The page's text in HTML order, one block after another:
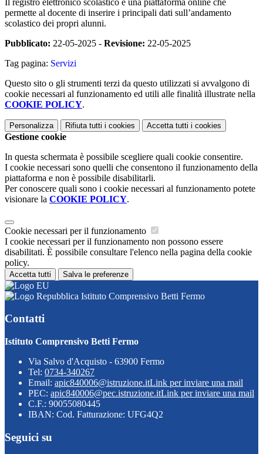
permette al docente di inserire i principali dati sull’andamento
scolastico dei propri alunni.
Pubblicato: 22-05-2025 - Revisione: 22-05-2025
Tag pagina: Servizi
Questo sito o gli strumenti terzi da questo utilizzati si avvalgono di
cookie necessari al funzionamento ed utili alle finalità illustrate nella
COOKIE POLICY.
Personalizza Rifiuta tutti i cookies Accetta tutti i cookies
Gestione cookie
In questa schermata è possibile scegliere quali cookie consentire.
I cookie necessari sono quelli che consentono il funzionamento della
piattaforma e non è possibile disabilitarli.
Per conoscere quali sono i cookie necessari al funzionamento potete
visionare la COOKIE POLICY.
Cookie necessari per il funzionamento
I cookie necessari per il funzionamento non possono essere
disabilitati. È possibile consultare l'elenco nella pagina della cookie
policy.
Accetta tutti Salva le preferenze
Istituto Comprensivo Betti Fermo
Contatti
Istituto Comprensivo Betti Fermo
Via Salvo d'Acquisto - 63900 Fermo
Tel: 0734-340267
Email: apic840006@istruzione.itLink per inviare una mail
PEC: apic840006@pec.istruzione.itLink per inviare una mail
C.F.: 90055080445
IBAN: Cod. Fatturazione: UFG4Q2
Seguici su